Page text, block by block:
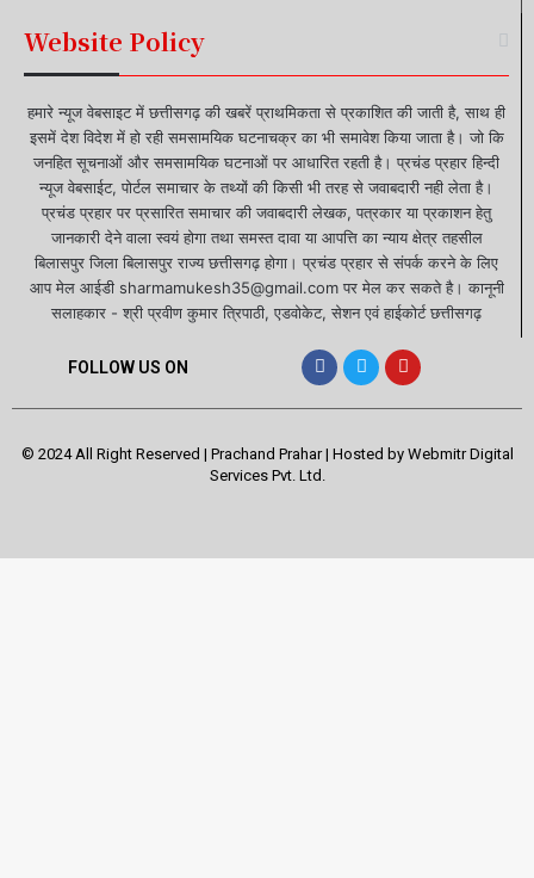
Website Policy
हमारे न्यूज वेबसाइट में छत्तीसगढ़ की खबरें प्राथमिकता से प्रकाशित की जाती है, साथ ही
इसमें देश विदेश में हो रही समसामयिक घटनाचक्र का भी समावेश किया जाता है। जो कि
जनहित सूचनाओं और समसामयिक घटनाओं पर आधारित रहती है। प्रचंड प्रहार हिन्दी
न्यूज वेबसाईट, पोर्टल समाचार के तथ्यों की किसी भी तरह से जवाबदारी नही लेता है।
प्रचंड प्रहार पर प्रसारित समाचार की जवाबदारी लेखक, पत्रकार या प्रकाशन हेतु
जानकारी देने वाला स्वयं होगा तथा समस्त दावा या आपत्ति का न्याय क्षेत्र तहसील
बिलासपुर जिला बिलासपुर राज्य छत्तीसगढ़ होगा। प्रचंड प्रहार से संपर्क करने के लिए
आप मेल आईडी sharmamukesh35@gmail.com पर मेल कर सकते है। कानूनी
सलाहकार - श्री प्रवीण कुमार त्रिपाठी, एडवोकेट, सेशन एवं हाईकोर्ट छत्तीसगढ़
FOLLOW US ON
© 2024 All Right Reserved | Prachand Prahar | Hosted by Webmitr Digital
Services Pvt. Ltd.